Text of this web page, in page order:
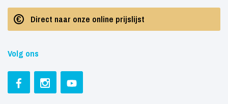
Direct naar onze online prijslijst
Volg ons